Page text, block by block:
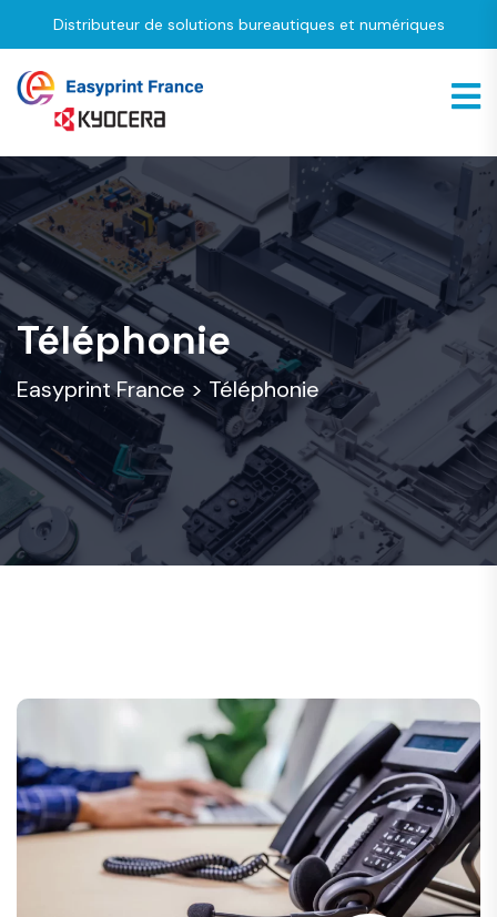
Distributeur de solutions bureautiques et numériques
Téléphonie
Easyprint France > Téléphonie